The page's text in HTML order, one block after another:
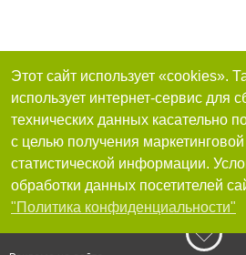
Этот сайт использует «cookies».
использует интернет-сервис для
технических данных касательно
с целью получения маркетинговой
статистической информации.
обработки данных посетителей
"Политика конфиденциальности"